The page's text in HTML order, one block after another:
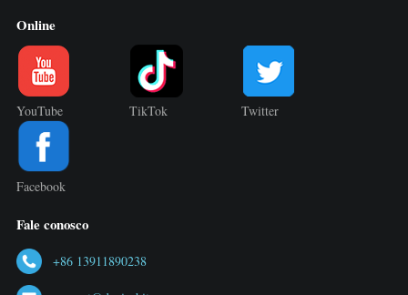
Online
YouTube TikTok Twitter
Facebook
Fale conosco
+86 13911890238